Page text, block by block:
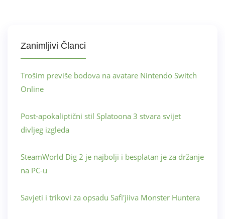
Zanimljivi Članci
Trošim previše bodova na avatare Nintendo Switch
Online
Post-apokaliptični stil Splatoona 3 stvara svijet
divljeg izgleda
SteamWorld Dig 2 je najbolji i besplatan je za držanje
na PC-u
Savjeti i trikovi za opsadu Safi'jiiva Monster Huntera